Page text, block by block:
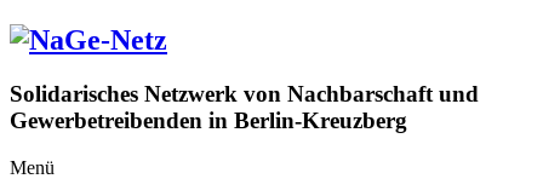
Zum
Inhalt
Solidarisches Netzwerk von Nachbarschaft und
Gewerbetreibenden in Berlin-Kreuzberg
Menü